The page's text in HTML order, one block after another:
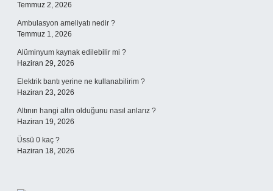
Temmuz 2, 2026
Ambulasyon ameliyatı nedir ?
Temmuz 1, 2026
Alüminyum kaynak edilebilir mi ?
Haziran 29, 2026
Elektrik bantı yerine ne kullanabilirim ?
Haziran 23, 2026
Altının hangi altın olduğunu nasıl anlarız ?
Haziran 19, 2026
Üssü 0 kaç ?
Haziran 18, 2026